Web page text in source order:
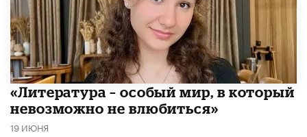
​«Литература – особый мир, в который
невозможно не влюбиться»
19 ИЮНЯ